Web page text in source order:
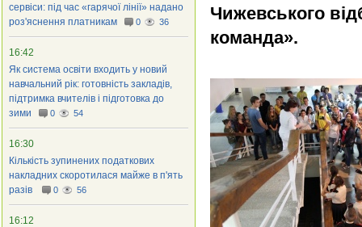
Чижевського
команда».
сервіси: під час «гарячої лінії» надано
роз'яснення платникам
0 36
16:42
Як система освіти входить у новий
навчальний рік: готовність закладів,
підтримка вчителів і підготовка до
зими
0 54
16:30
Кількість зупинених податкових
накладних скоротилася майже в п'ять
разів
0 56
16:12